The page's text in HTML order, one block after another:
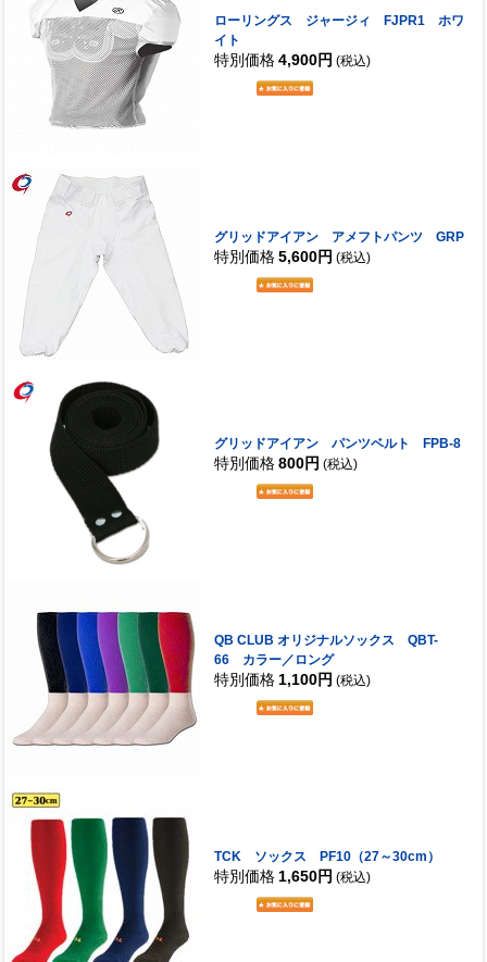
ローリングス ジャージィ FJPR1 ホワ
イト
特別価格 4,900円 (税込)
グリッドアイアン アメフトパンツ GRP
特別価格 5,600円 (税込)
グリッドアイアン パンツベルト FPB-8
特別価格 800円 (税込)
QB CLUB オリジナルソックス QBT-
66 カラー／ロング
特別価格 1,100円 (税込)
TCK ソックス PF10（27～30cm）
特別価格 1,650円 (税込)